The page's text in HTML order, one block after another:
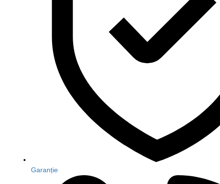
Garanție